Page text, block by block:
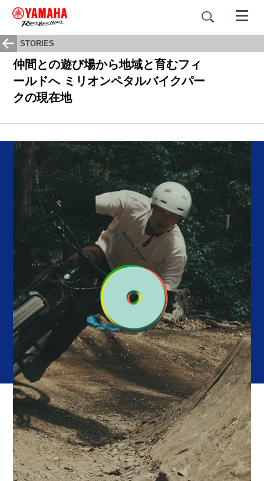
STORIES
仲間との遊び場から地域と育むフィ
ールドへ ミリオンペタルバイクパー
クの現在地